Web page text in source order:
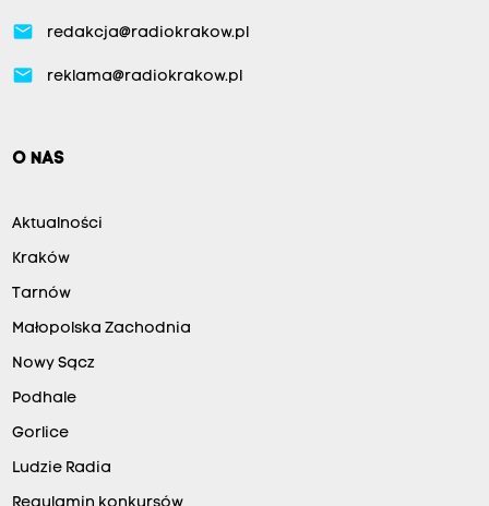
email redakcja@radiokrakow.pl
email reklama@radiokrakow.pl
O NAS
Aktualności
Kraków
Tarnów
Małopolska Zachodnia
Nowy Sącz
Podhale
Gorlice
Ludzie Radia